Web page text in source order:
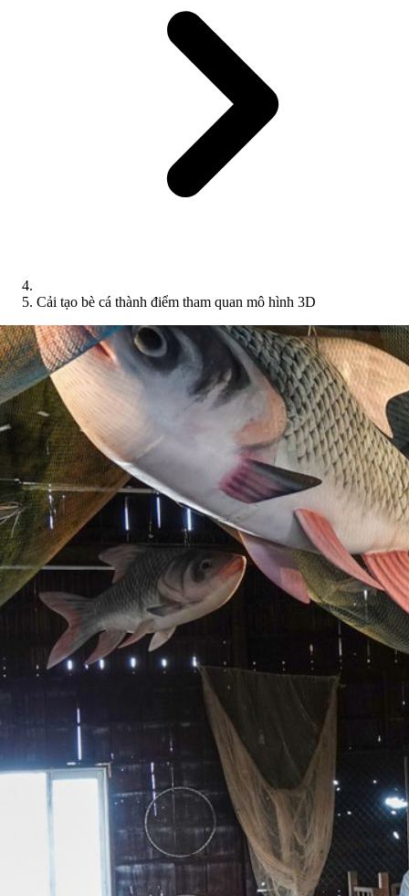
Cải tạo bè cá thành điểm tham quan mô hình 3D